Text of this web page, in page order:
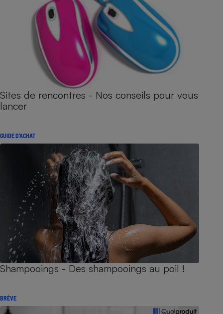
Sites de rencontres - Nos conseils pour vous
lancer
GUIDE D'ACHAT
Shampooings - Des shampooings au poil !
BRÈVE